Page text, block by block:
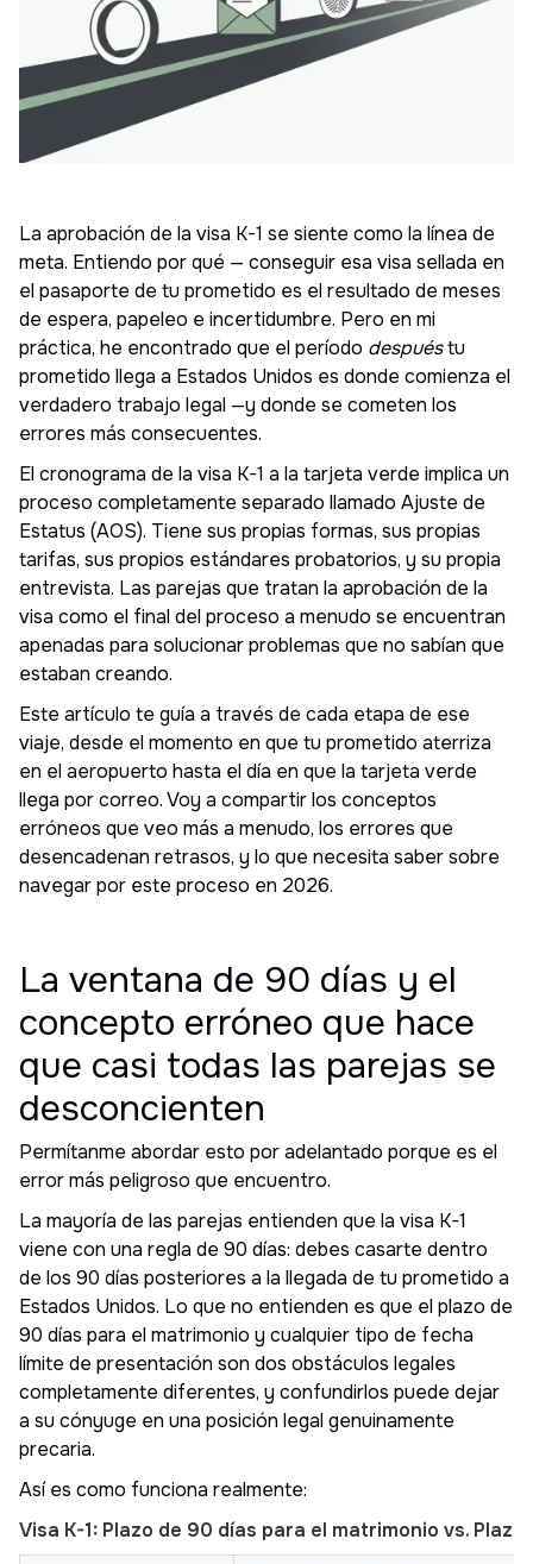
La aprobación de la visa K-1 se siente como la línea de
meta. Entiendo por qué — conseguir esa visa sellada en
el pasaporte de tu prometido es el resultado de meses
de espera, papeleo e incertidumbre. Pero en mi
práctica, he encontrado que el período despuéstu
prometido llega a Estados Unidos es donde comienza el
verdadero trabajo legal —y donde se cometen los
errores más consecuentes.
El cronograma de la visa K-1 a la tarjeta verde implica un
proceso completamente separado llamado Ajuste de
Estatus (AOS). Tiene sus propias formas, sus propias
tarifas, sus propios estándares probatorios, y su propia
entrevista. Las parejas que tratan la aprobación de la
visa como el final del proceso a menudo se encuentran
apenadas para solucionar problemas que no sabían que
estaban creando.
Este artículo te guía a través de cada etapa de ese
viaje, desde el momento en que tu prometido aterriza
en el aeropuerto hasta el día en que la tarjeta verde
llega por correo. Voy a compartir los conceptos
erróneos que veo más a menudo, los errores que
desencadenan retrasos, y lo que necesita saber sobre
navegar por este proceso en 2026.
La ventana de 90 días y el
concepto erróneo que hace
que casi todas las parejas se
desconcienten
Permítanme abordar esto por adelantado porque es el
error más peligroso que encuentro.
La mayoría de las parejas entienden que la visa K-1
viene con una regla de 90 días: debes casarte dentro
de los 90 días posteriores a la llegada de tu prometido a
Estados Unidos. Lo que no entienden es que el plazo de
90 días para el matrimonio y cualquier tipo de fecha
límite de presentación son dos obstáculos legales
completamente diferentes, y confundirlos puede dejar
a su cónyuge en una posición legal genuinamente
precaria.
Así es como funciona realmente:
Visa K-1: Plazo de 90 días para el matrimonio vs.